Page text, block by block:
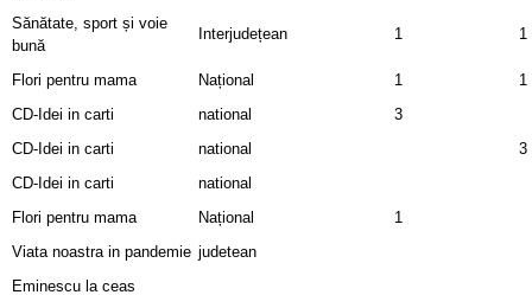
Sănătate, sport și voie
bună
Interjudețean 1 1
Flori pentru mama Național 1
1
CD-Idei in carti
national
3
CD-Idei in carti
national
3
CD-Idei in carti
national
Flori pentru mama
Național
1
Viata noastra in pandemie judetean
Eminescu la ceas